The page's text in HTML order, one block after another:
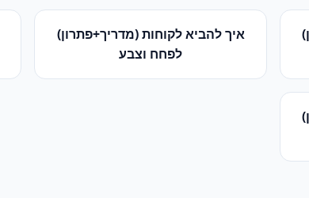
איך להביא לקוחות (מדריך+פתרון)
לפחח וצבע